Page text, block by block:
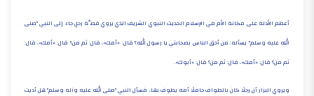
أعظم الأدلة على مكانة الأم في الإسلام الحديث النبوي الشريف الذي يروي قصَّة رجلٍ جاء إلى النبي "صلى
الله عليه وسلم" يسأله: من أحق الناس بصحابتي يا رسول الله؟ قال: «أمك»، قال: ثم من؟ قال: «أمك»، قال:
ثم من؟ قال: «أمك»، قال: ثم من؟ قال: «أبوك».
ويروي البزار أن رجلًا كان بالطواف حاملًا أمه يطوف بها، فسأل النبي "صلى الله عليه وآله وسلم" هل أديت